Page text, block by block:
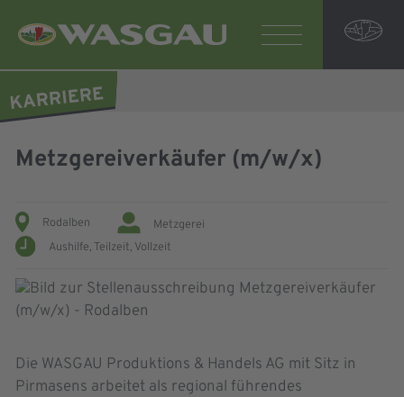
Metzgereiverkäufer (m/w/x)
Rodalben
Metzgerei
Aushilfe, Teilzeit, Vollzeit
Die WASGAU Produktions & Handels AG mit Sitz in
Pirmasens arbeitet als regional führendes